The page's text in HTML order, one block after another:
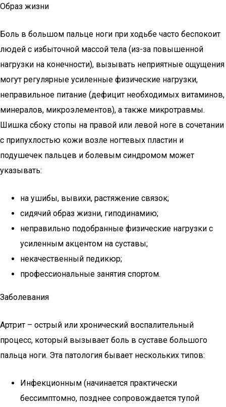
Образ жизни
Боль в большом пальце ноги при ходьбе часто беспокоит
людей с избыточной массой тела (из-за повышенной
нагрузки на конечности), вызывать неприятные ощущения
могут регулярные усиленные физические нагрузки,
неправильное питание (дефицит необходимых витаминов,
минералов, микроэлементов), а также микротравмы.
Шишка сбоку стопы на правой или левой ноге в сочетании
с припухлостью кожи возле ногтевых пластин и
подушечек пальцев и болевым синдромом может
указывать:
на ушибы, вывихи, растяжение связок;
сидячий образ жизни, гиподинамию;
неправильно подобранные физические нагрузки с
усиленным акцентом на суставы;
некачественный педикюр;
профессиональные занятия спортом.
Заболевания
Артрит – острый или хронический воспалительный
процесс, который вызывает боль в суставе большого
пальца ноги. Эта патология бывает нескольких типов:
Инфекционным (начинается практически
бессимптомно, позднее сопровождается тупой